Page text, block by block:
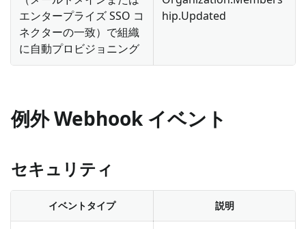
エンタープライズ SSO コ
ネクターの一致）で組織
に自動プロビジョニング
hip.Updated
例外 Webhook イベント
セキュリティ
イベントタイプ 説明